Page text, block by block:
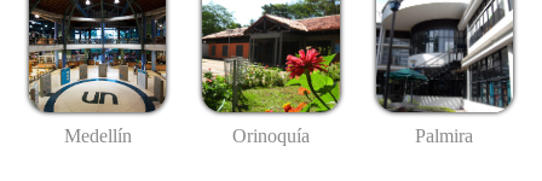
Medellín Orinoquía Palmira